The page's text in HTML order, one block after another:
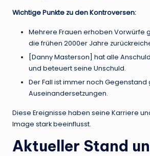
Wichtige Punkte zu den Kontroversen:
Mehrere Frauen erhoben Vorwürfe
die frühen 2000er Jahre
[Danny Masterson] hat alle
und beteuert seine Unschuld.
Der Fall ist immer noch
Auseinandersetzungen.
Diese Ereignisse haben seine Karriere
Image stark beeinflusst.
Aktueller Stand